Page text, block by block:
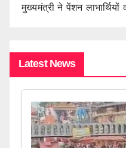
मुख्यमंत्री ने पेंशन
Latest News